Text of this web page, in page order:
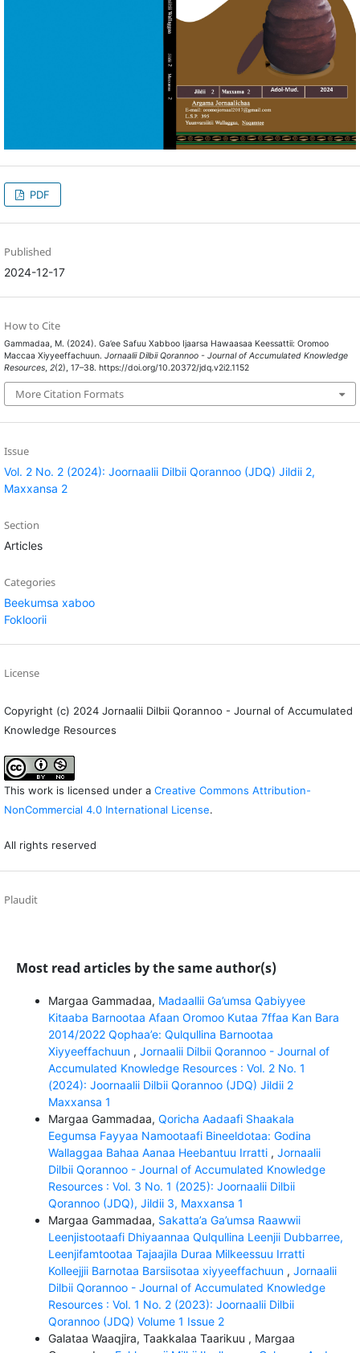
PDF
Published
2024-12-17
How to Cite
Gammadaa, M. (2024). Ga’ee Safuu Xabboo Ijaarsa Hawaasaa Keessattii: Oromoo
Maccaa Xiyyeeffachuun. Jornaalii Dilbii Qorannoo - Journal of Accumulated Knowledge
Resources, 2(2), 17–38. https://doi.org/10.20372/jdq.v2i2.1152
More Citation Formats
Issue
Vol. 2 No. 2 (2024): Joornaalii Dilbii Qorannoo (JDQ) Jildii 2,
Maxxansa 2
Section
Articles
Categories
Beekumsa xaboo
Fokloorii
License
Copyright (c) 2024 Jornaalii Dilbii Qorannoo - Journal of Accumulated
Knowledge Resources
This work is licensed under a Creative Commons Attribution-
NonCommercial 4.0 International License.
All rights reserved
Plaudit
Most read articles by the same author(s)
Margaa Gammadaa, Madaallii Ga’umsa Qabiyyee
Kitaaba Barnootaa Afaan Oromoo Kutaa 7ffaa Kan Bara
2014/2022 Qophaa’e: Qulqullina Barnootaa
Xiyyeeffachuun , Jornaalii Dilbii Qorannoo - Journal of
Accumulated Knowledge Resources : Vol. 2 No. 1
(2024): Joornaalii Dilbii Qorannoo (JDQ) Jildii 2
Maxxansa 1
Margaa Gammadaa, Qoricha Aadaafi Shaakala
Eegumsa Fayyaa Namootaafi Bineeldotaa: Godina
Wallaggaa Bahaa Aanaa Heebantuu Irratti , Jornaalii
Dilbii Qorannoo - Journal of Accumulated Knowledge
Resources : Vol. 3 No. 1 (2025): Joornaalii Dilbii
Qorannoo (JDQ), Jildii 3, Maxxansa 1
Margaa Gammadaa, Sakatta’a Ga’umsa Raawwii
Leenjistootaafi Dhiyaannaa Qulqullina Leenjii Dubbarree,
Leenjifamtootaa Tajaajila Duraa Milkeessuu Irratti
Kolleejjii Barnotaa Barsiisotaa xiyyeeffachuun , Jornaalii
Dilbii Qorannoo - Journal of Accumulated Knowledge
Resources : Vol. 1 No. 2 (2023): Joornaalii Dilbii
Qorannoo (JDQ) Volume 1 Issue 2
Galataa Waaqjira, Taakkalaa Taarikuu , Margaa